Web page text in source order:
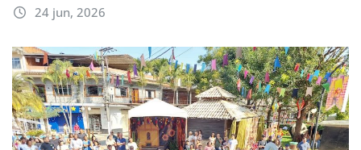
24 jun, 2026